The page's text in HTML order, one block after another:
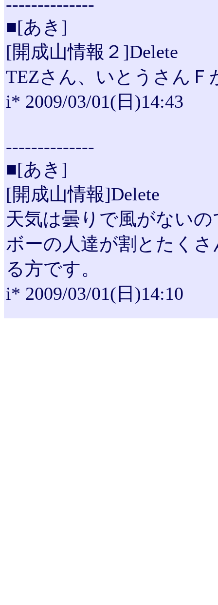
■[あき]
[開成山情報２]Delete
TEZさん、いとうさんＦ
i* 2009/03/01(日)14:43
--------------
■[あき]
[開成山情報]Delete
天気は曇りで風がない
ボーの人達が割とたく
る方です。
i* 2009/03/01(日)14:10